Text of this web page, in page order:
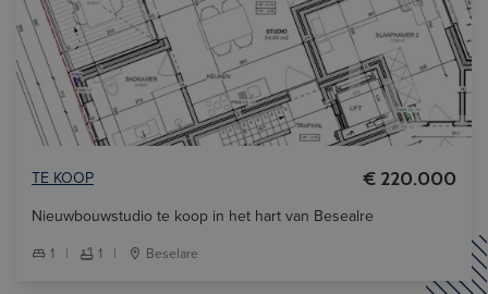
TE KOOP € 220.000
Nieuwbouwstudio te koop in het hart van Besealre
1 | 1 | Beselare